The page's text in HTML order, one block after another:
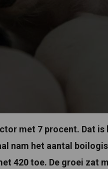
met 7 procent. Dat
nam het aantal
420 toe. De groei zat